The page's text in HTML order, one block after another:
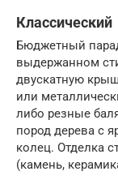
Классический
Бюджетный
выдержанном
двускатную
или
либо резные
пород дерева с
колец. Отделка
(камень,